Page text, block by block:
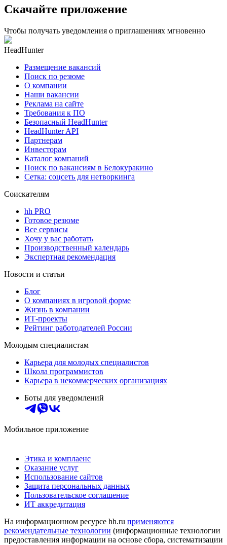
Скачайте приложение
Чтобы получать уведомления о приглашениях мгновенно
HeadHunter
Размещение вакансий
Поиск по резюме
О компании
Наши вакансии
Реклама на сайте
Требования к ПО
Безопасный HeadHunter
HeadHunter API
Партнерам
Инвесторам
Каталог компаний
Поиск по вакансиям в Белокуракино
Сетка: соцсеть для нетворкинга
Соискателям
hh PRO
Готовое резюме
Все сервисы
Хочу у вас работать
Производственный календарь
Экспертная рекомендация
Новости и статьи
Блог
О компаниях в игровой форме
Жизнь в компании
ИТ-проекты
Рейтинг работодателей России
Молодым специалистам
Карьера для молодых специалистов
Школа программистов
Карьера в некоммерческих организациях
Боты для уведомлений
Мобильное приложение
Этика и комплаенс
Оказание услуг
Использование сайтов
Защита персональных данных
Пользовательское соглашение
ИТ аккредитация
На информационном ресурсе hh.ru применяются
рекомендательные технологии (информационные технологии
предоставления информации на основе сбора, систематизации